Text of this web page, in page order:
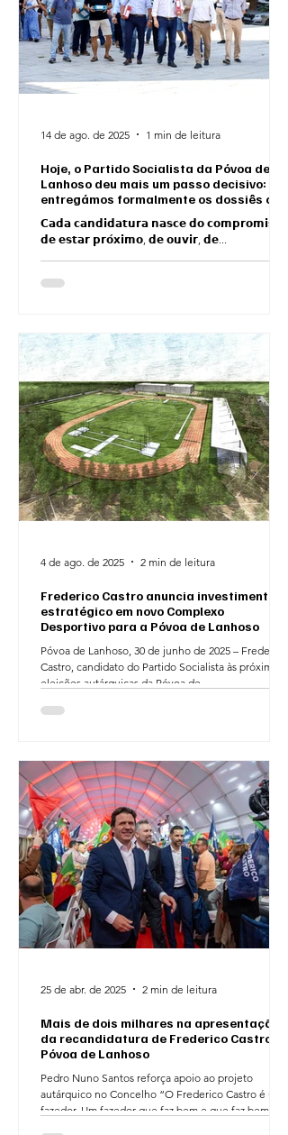
Hoje, o Partido Socialista da Póvoa de
Lanhoso deu mais um passo decisivo:
entregámos formalmente os dossiês com
de Freguesia.
𝗖𝗮𝗱𝗮 𝗰𝗮𝗻𝗱𝗶𝗱𝗮𝘁𝘂𝗿𝗮 𝗻𝗮𝘀𝗰𝗲 𝗱𝗼 𝗰𝗼𝗺𝗽𝗿𝗼𝗺𝗶𝘀𝘀𝗼
𝗱𝗲 𝗲𝘀𝘁𝗮𝗿 𝗽𝗿𝗼́𝘅𝗶𝗺𝗼, 𝗱𝗲 𝗼𝘂𝘃𝗶𝗿, 𝗱𝗲...
14 de ago. de 2025 1 min de leitura
Frederico Castro anuncia investimento
estratégico em novo Complexo
Desportivo para a Póvoa de Lanhoso
Póvoa de Lanhoso, 30 de junho de 2025 – Frederico
Castro, candidato do Partido Socialista às próximas
eleições autárquicas da Póvoa de...
4 de ago. de 2025 2 min de leitura
Mais de dois milhares na apresentação
da recandidatura de Frederico Castro à
Póvoa de Lanhoso
Pedro Nuno Santos reforça apoio ao projeto
autárquico no Concelho “O Frederico Castro é um
fazedor. Um fazedor que faz bem e que faz bem...
25 de abr. de 2025 2 min de leitura